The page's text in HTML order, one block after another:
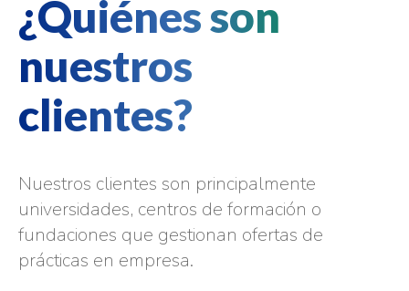
¿Quiénes son
nuestros
clientes?
Nuestros clientes son principalmente
universidades, centros de formación o
fundaciones que gestionan ofertas de
prácticas en empresa.